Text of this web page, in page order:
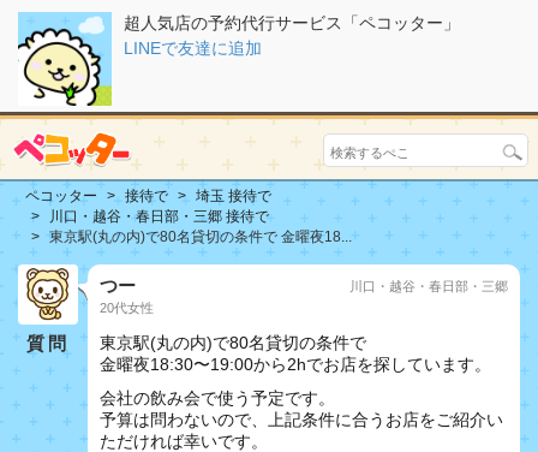
超人気店の予約代行サービス「ペコッター」
LINEで友達に追加
ペコッター 接待で
埼玉 接待で
川口・越谷・春日部・三郷 接待で
東京駅(丸の内)で80名貸切の条件で 金曜夜18...
質問
つー
20代女性
川口・越谷・春日部・三郷
東京駅(丸の内)で80名貸切の条件で
金曜夜18:30〜19:00から2hでお店を探しています。
会社の飲み会で使う予定です。
予算は問わないので、上記条件に合うお店をご紹介い
ただければ幸いです。